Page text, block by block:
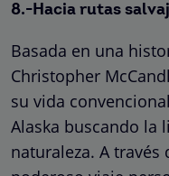
8.-Hacia rutas
Basada en una
Christopher
su vida
Alaska buscando la
naturaleza. A